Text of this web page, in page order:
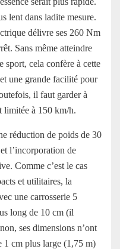
lent dans ladite mesure.
délivre ses 260 Nm
Sans même atteindre
sport, cela confère à cette
une grande facilité pour
il faut garder à
limitée à 150 km/h.
réduction de poids de 30
l’incorporation de
Comme c’est le cas
et utilitaires, la
une carrosserie 5
long de 10 cm (il
ses dimensions n’ont
1 cm plus large (1,75 m)